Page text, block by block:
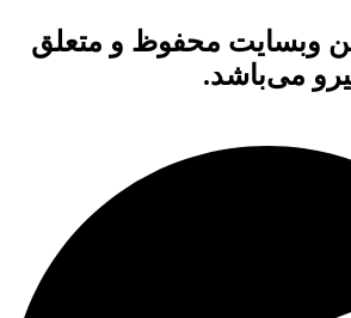
وبسایت محفوظ و متعلق
می‌باشد.